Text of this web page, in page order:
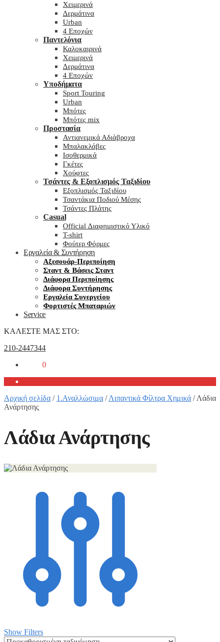
Χειμερινά
Δερμάτινα
Urban
4 Εποχών
Παντελόνια
Καλοκαιρινά
Χειμερινά
Δερμάτινα
4 Εποχών
Υποδήματα
Sport Touring
Urban
Μπότες
Μπότες mix
Προστασία
Αντιανεμικά Αδιάβροχα
Μπαλακλάβες
Ισοθερμικά
Γκέτες
Χούφτες
Τσάντες & Εξοπλισμός Ταξιδίου
Εξοπλισμός Ταξιδίου
Τσαντάκια Ποδιού Μέσης
Τσάντες Πλάτης
Casual
Official Διαφημιστικό Υλικό
T-shirt
Φούτερ Φόρμες
Εργαλεία & Συντήρηση
Αξεσουάρ-Περιποίηση
Σταντ & Βάσεις Σταντ
Διάφορα Περιποίησης
Διάφορα Συντήρησης
Εργαλεία Συνεργείου
Φορτιστές Μπαταριών
Service
ΚΑΛΕΣΤΕ ΜΑΣ ΣΤΟ:
210-2447344
0
Αρχική σελίδα / 1.Αναλλώσιμα /Λιπαντικά Φίλτρα Χημικά /Λάδια
Ανάρτησης
Λάδια Ανάρτησης
Show Filters